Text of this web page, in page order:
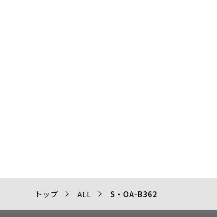
トップ ALL S・OA-B362